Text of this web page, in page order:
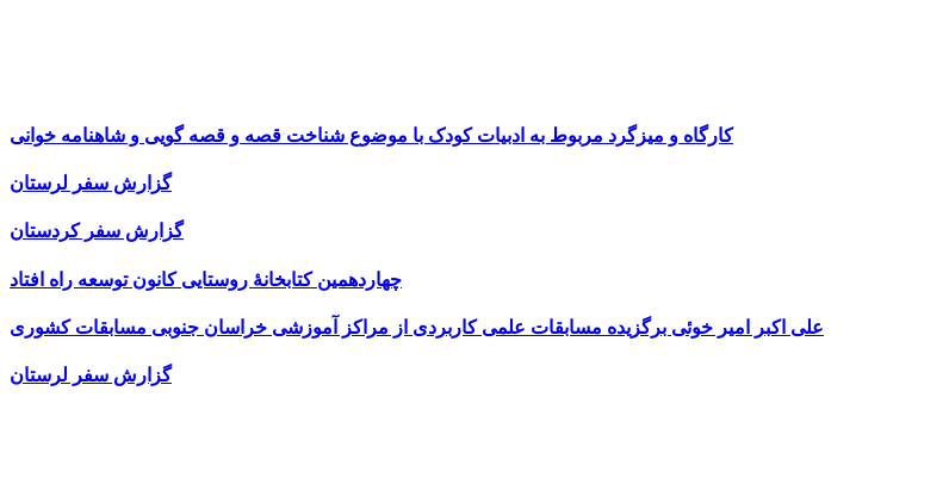
کارگاه و میزگرد مربوط به ادبیات کودک با موضوع شناخت قصه و قصه گویی و شاهنامه خوانی
گزارش سفر لرستان
گزارش سفر کردستان
چهاردهمین کتابخانۀ روستایی کانون توسعه راه افتاد
علی اکبر امیر خوئی برگزیده مسابقات علمی کاربردی از مراکز آموزشی خراسان جنوبی مسابقات کشوری
گزارش سفر لرستان